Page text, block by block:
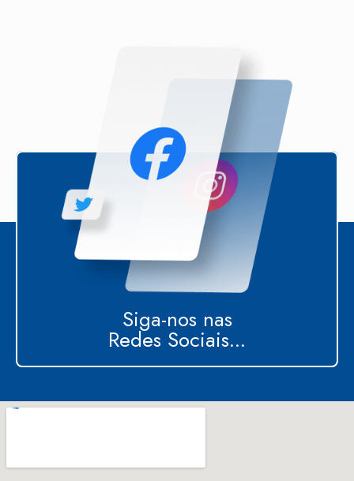
Siga-nos nas
Redes Sociais...